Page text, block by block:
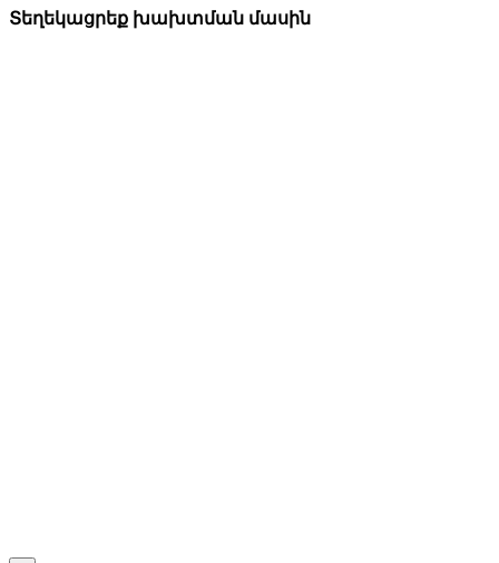
Տեղեկացրեք խախտման մասին